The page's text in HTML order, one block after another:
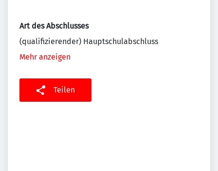
Art des Abschlusses
(qualifizierender) Hauptschulabschluss
Mehr anzeigen
Teilen